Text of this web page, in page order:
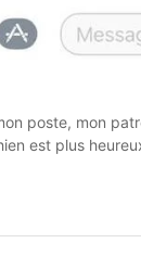
poste, mon
est plus